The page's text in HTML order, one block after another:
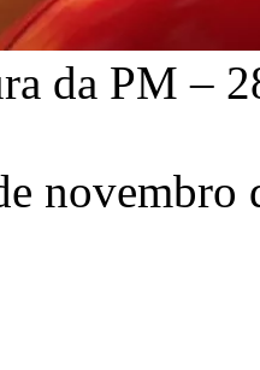
da PM –